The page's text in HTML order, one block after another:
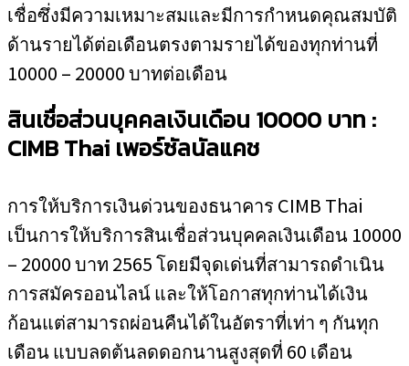
เชื่อซึ่งมีความเหมาะสมและมีการกำหนดคุณสมบัติ
ด้านรายได้ต่อเดือนตรงตามรายได้ของทุกท่านที่
10000 – 20000 บาทต่อเดือน
สินเชื่อส่วนบุคคลเงินเดือน 10000 บาท :
CIMB Thai เพอร์ซัลนัลแคช
การให้บริการเงินด่วนของธนาคาร CIMB Thai
เป็นการให้บริการสินเชื่อส่วนบุคคลเงินเดือน 10000
– 20000 บาท 2565 โดยมีจุดเด่นที่สามารถดำเนิน
การสมัครออนไลน์ และให้โอกาสทุกท่านได้เงิน
ก้อนแต่สามารถผ่อนคืนได้ในอัตราที่เท่า ๆ กันทุก
เดือน แบบลดต้นลดดอกนานสูงสุดที่ 60 เดือน